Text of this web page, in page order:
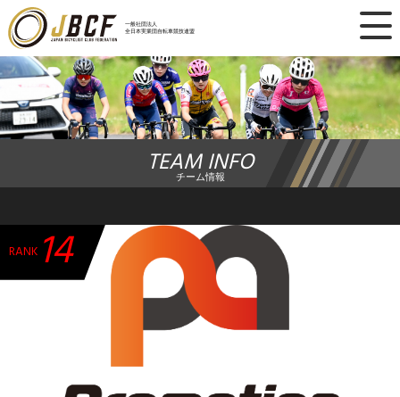
一般社団法人
全日本実業団自転車競技連盟
×
ニュース
レース日程
ランキング
チーム・選手
競技ガイド
TEAM INFO
チーム情報
RANK 14